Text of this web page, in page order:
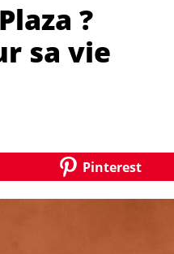
?
sa vie
Pinterest